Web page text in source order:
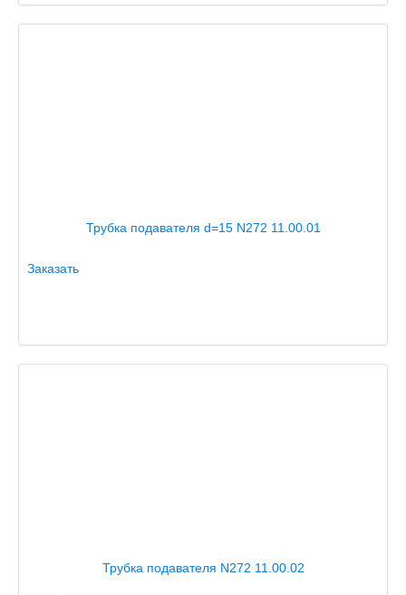
Трубка подавателя d=15 N272 11.00.01
Заказать
Трубка подавателя N272 11.00.02